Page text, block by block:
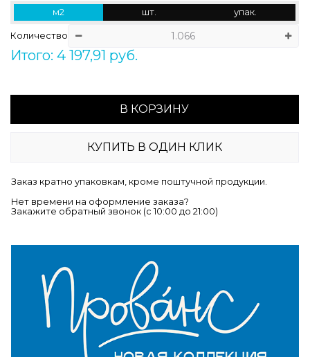
м2 шт. упак.
Количество
Итого: 4 197,91 руб.
В КОРЗИНУ
КУПИТЬ В ОДИН КЛИК
Заказ кратно упаковкам, кроме поштучной продукции.
Нет времени на оформление заказа?
Закажите обратный звонок (c 10:00 до 21:00)